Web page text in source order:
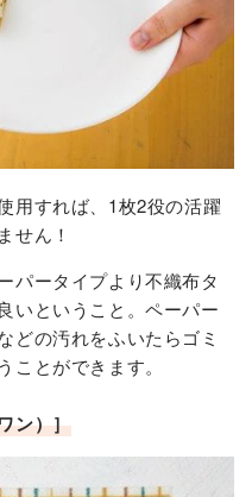
用すれば、1枚2役の活躍
せん！
パータイプより不織布タ
いということ。ペーパー
どの汚れをふいたらゴミ
とができます。
ン）］